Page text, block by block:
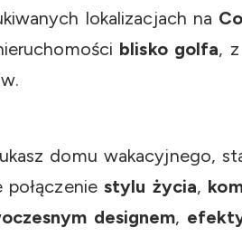
lokalizacjach na
blisko golfa,
domu wakacyjnego,
połączeniestylu życia,
designem,